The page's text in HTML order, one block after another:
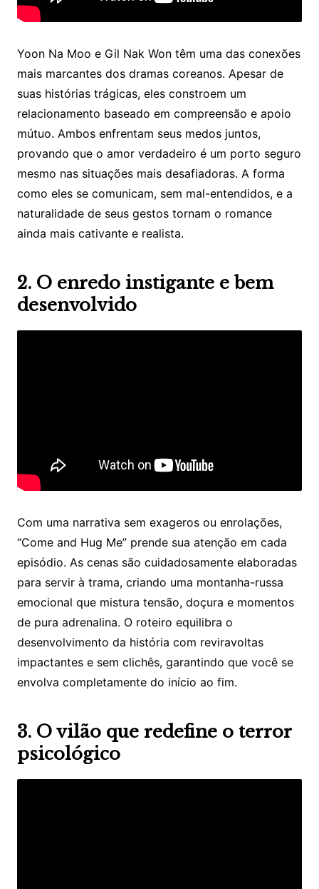
Yoon Na Moo e Gil Nak Won têm uma das conexões
mais marcantes dos dramas coreanos. Apesar de
suas histórias trágicas, eles constroem um
relacionamento baseado em compreensão e apoio
mútuo. Ambos enfrentam seus medos juntos,
provando que o amor verdadeiro é um porto seguro
mesmo nas situações mais desafiadoras. A forma
como eles se comunicam, sem mal-entendidos, e a
naturalidade de seus gestos tornam o romance
ainda mais cativante e realista.
2. O enredo instigante e bem
desenvolvido
Com uma narrativa sem exageros ou enrolações,
“Come and Hug Me” prende sua atenção em cada
episódio. As cenas são cuidadosamente elaboradas
para servir à trama, criando uma montanha-russa
emocional que mistura tensão, doçura e momentos
de pura adrenalina. O roteiro equilibra o
desenvolvimento da história com reviravoltas
impactantes e sem clichês, garantindo que você se
envolva completamente do início ao fim.
3. O vilão que redefine o terror
psicológico